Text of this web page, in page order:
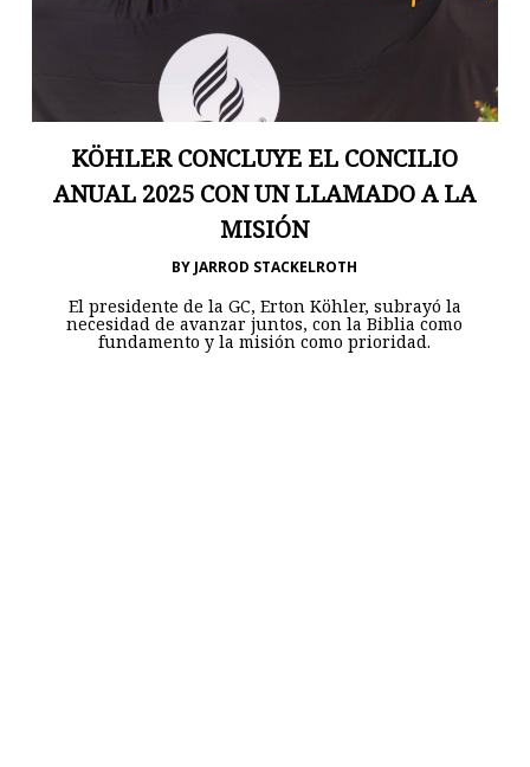
KÖHLER CONCLUYE EL CONCILIO
ANUAL 2025 CON UN LLAMADO A LA
MISIÓN
BY JARROD STACKELROTH
El presidente de la GC, Erton Köhler, subrayó la
necesidad de avanzar juntos, con la Biblia como
fundamento y la misión como prioridad.